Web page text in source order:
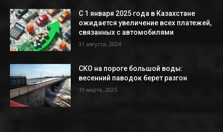
С 1 января 2025 года в Казахстане
ожидается увеличение всех платежей,
связанных с автомобилями
31 августа, 2024
СКО на пороге большой воды:
весенний паводок берет разгон
19 марта, 2025